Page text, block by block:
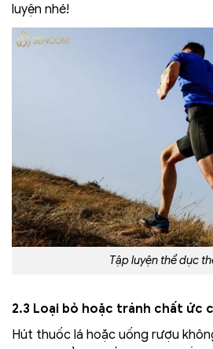
luyện nhé!
Tập luyện thể dục
2.3 Loại bỏ hoặc tránh chất ức
Hút thuốc lá hoặc uống rượu